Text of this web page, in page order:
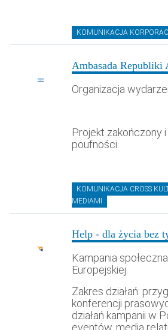
KOMUNIKACJA
Ambasada Republiki
Organizacja
Projekt zakończony
poufności.
KOMUNIKACJA CROSS
MEDIAMI
Help - dla życia bez
Kampania
Europejskiej.
Zakres działań:
konferencji
działań kampanii w
eventów, media